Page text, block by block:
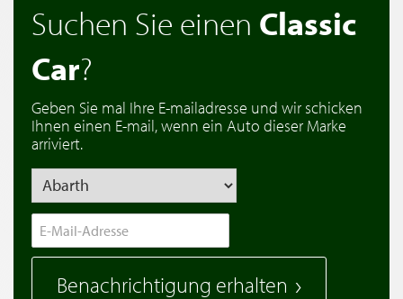
Suchen Sie einen Classic
Car?
Geben Sie mal Ihre E-mailadresse und wir schicken
Ihnen einen E-mail, wenn ein Auto dieser Marke
arriviert.
Benachrichtigung erhalten